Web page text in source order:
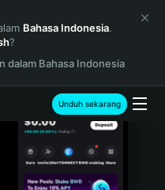
Bahasa Indonesia.
?
dalam Bahasa Indonesia
Unduh sekarang